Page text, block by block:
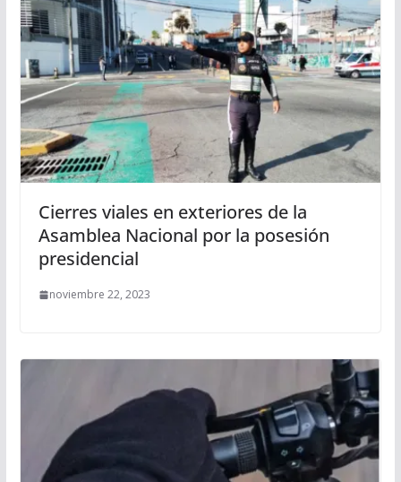
Cierres viales en exteriores de la
Asamblea Nacional por la posesión
presidencial
noviembre 22, 2023